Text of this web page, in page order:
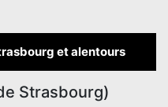
et alentours
Strasbourg)